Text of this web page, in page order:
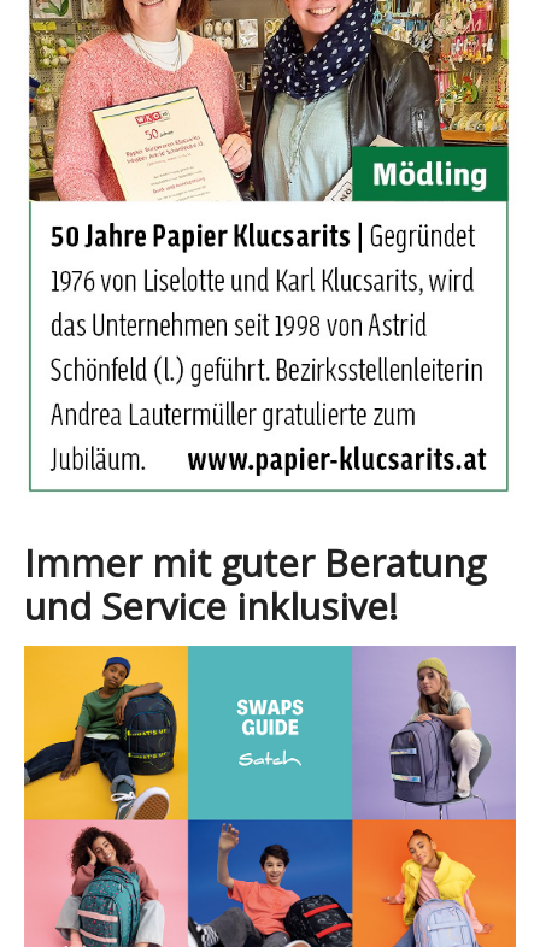
Immer mit guter Beratung
und Service inklusive!